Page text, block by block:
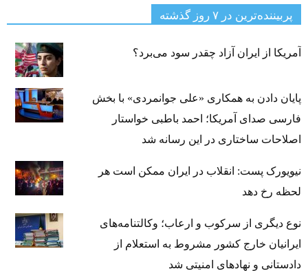
پربیننده‌ترین‌ در ۷ روز گذشته
آمریکا از ایران آزاد چقدر سود می‌برد؟
پایان دادن به همکاری «علی جوانمردی» با بخش
فارسی صدای آمریکا؛ احمد باطبی خواستار
اصلاحات ساختاری در این رسانه شد
نیویورک پست: انقلاب در ایران ممکن است هر
لحظه رخ دهد
نوع دیگری از سرکوب و ارعاب؛ وکالتنامه‌های
ایرانیان خارج کشور مشروط به استعلام از
دادستانی و نهادهای امنیتی شد